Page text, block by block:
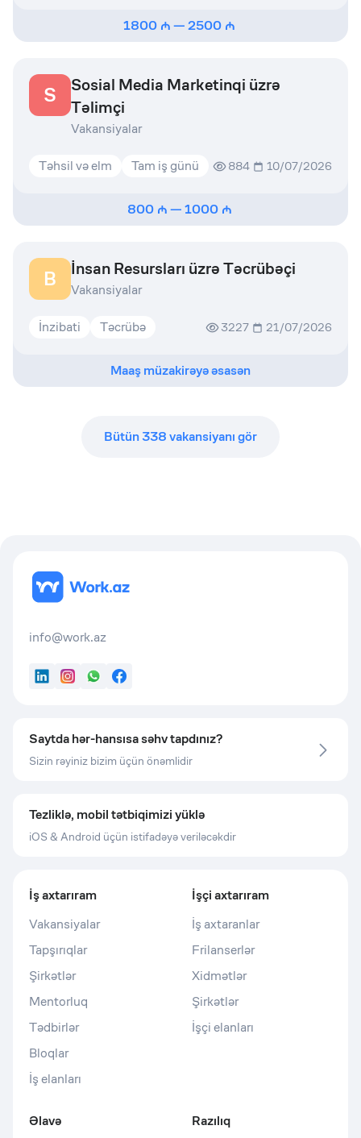
1800 —2500
S
Sosial Media Marketinqi üzrə
Təlimçi
Vakansiyalar
Təhsil və elm Tam iş günü 884 10/07/2026
800 —1000
B İnsan Resursları üzrə Təcrübəçi
Vakansiyalar
İnzibati Təcrübə 3227 21/07/2026
Maaş müzakirəyə əsasən
Bütün338vakansiyanı gör
info@work.az
LinkedInInstagram
WhatsApp
Facebook
Saytda hər-hansısa səhv tapdınız?
Sizin rəyiniz bizim üçün önəmlidir
Tezliklə, mobil tətbiqimizi yüklə
iOS & Android üçün istifadəyə veriləcəkdir
İş axtarıram
Vakansiyalar
Tapşırıqlar
Şirkətlər
Mentorluq
Tədbirlər
Bloqlar
İş elanları
İşçi axtarıram
İş axtaranlar
Frilanserlər
Xidmətlər
Şirkətlər
İşçi elanları
Əlavə Razılıq